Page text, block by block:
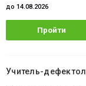
до 14.08.2026
Пройти
Учитель-